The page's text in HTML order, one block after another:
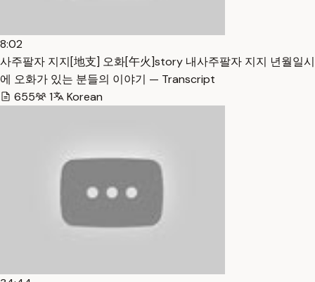
8:02
사주팔자 지지[地支] 오화[午火]story 내사주팔자 지지 년월일시
에 오화가 있는 분들의 이야기 — Transcript
655
1 Korean